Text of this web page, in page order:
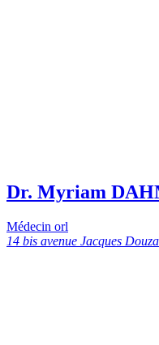
Dr. Myriam
Médecin orl
14 bis avenue Jacques